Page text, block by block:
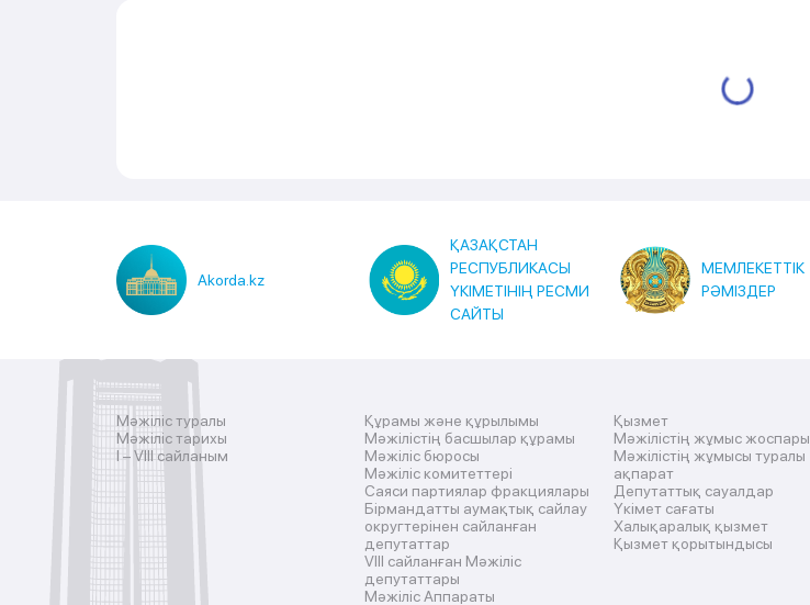
Akorda.kz
ҚАЗАҚСТАН
РЕСПУБЛИКАСЫ
ҮКІМЕТІНІҢ РЕСМИ
САЙТЫ
МЕМЛЕКЕТТІК
РӘМІЗДЕР
Мәжіліс туралы
Мәжіліс тарихы
I – VIII сайланым
Құрамы және құрылымы
Мәжілістің басшылар құрамы
Мәжіліс бюросы
Мәжіліс комитеттері
Саяси партиялар фракциялары
Бірмандатты аумақтық сайлау
округтерінен сайланған
депутаттар
VIII сайланған Мәжіліс
депутаттары
Мәжіліс Аппараты
Қызмет
Мәжілістің жұмыс жоспары
Мәжілістің жұмысы туралы
ақпарат
Депутаттық сауалдар
Үкімет сағаты
Халықаралық қызмет
Қызмет қорытындысы